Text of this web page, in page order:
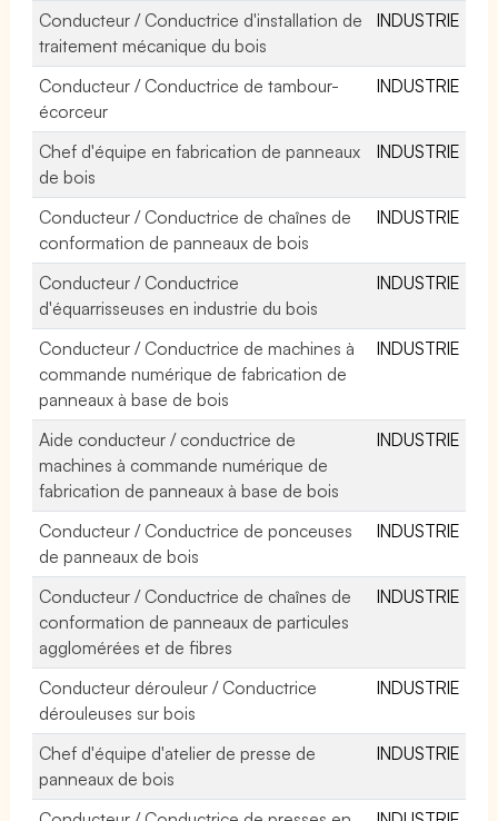
Conducteur / Conductrice d'installation de
traitement mécanique du bois
INDUSTRIE
Conducteur / Conductrice de tambour-
écorceur
INDUSTRIE
Chef d'équipe en fabrication de panneaux
de bois
INDUSTRIE
Conducteur / Conductrice de chaînes de
conformation de panneaux de bois
INDUSTRIE
Conducteur / Conductrice
d'équarrisseuses en industrie du bois
INDUSTRIE
Conducteur / Conductrice de machines à
commande numérique de fabrication de
panneaux à base de bois
INDUSTRIE
Aide conducteur / conductrice de
machines à commande numérique de
fabrication de panneaux à base de bois
INDUSTRIE
Conducteur / Conductrice de ponceuses
de panneaux de bois
INDUSTRIE
Conducteur / Conductrice de chaînes de
conformation de panneaux de particules
agglomérées et de fibres
INDUSTRIE
Conducteur dérouleur / Conductrice
dérouleuses sur bois
INDUSTRIE
Chef d'équipe d'atelier de presse de
panneaux de bois
INDUSTRIE